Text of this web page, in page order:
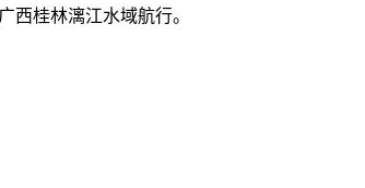
西桂林漓江水域航行。